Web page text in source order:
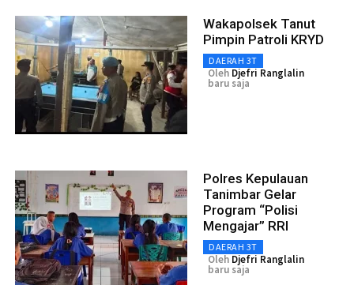
Wakapolsek Tanut
Pimpin Patroli KRYD
DAERAH 3T
Oleh Djefri Ranglalin
baru saja
Polres Kepulauan
Tanimbar Gelar
Program “Polisi
Mengajar” RRI
DAERAH 3T
Oleh Djefri Ranglalin
baru saja